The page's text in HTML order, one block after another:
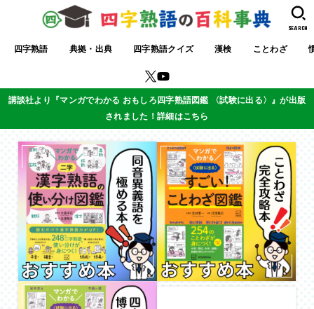
四字熟語 典拠・出典 四字熟語クイズ 漢検 ことわざ
SEARCH
講談社より『マンガでわかる おもしろ四字熟語図鑑 〈試験に出る〉』が出版
されました！詳細はこちら